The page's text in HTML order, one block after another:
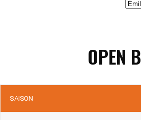
OPEN B
SAISON